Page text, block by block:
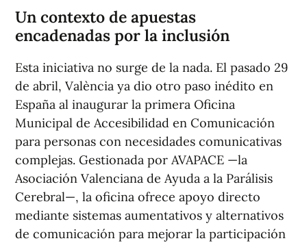
Un contexto de apuestas
encadenadas por la inclusión
Esta iniciativa no surge de la nada. El pasado 29
de abril, València ya dio otro paso inédito en
España al inaugurar la primera Oficina
Municipal de Accesibilidad en Comunicación
para personas con necesidades comunicativas
complejas. Gestionada por AVAPACE —la
Asociación Valenciana de Ayuda a la Parálisis
Cerebral—, la oficina ofrece apoyo directo
mediante sistemas aumentativos y alternativos
de comunicación para mejorar la participación